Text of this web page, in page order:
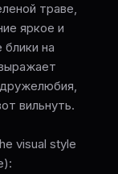
траве,
яркое и
на
вильнуть.
visual style